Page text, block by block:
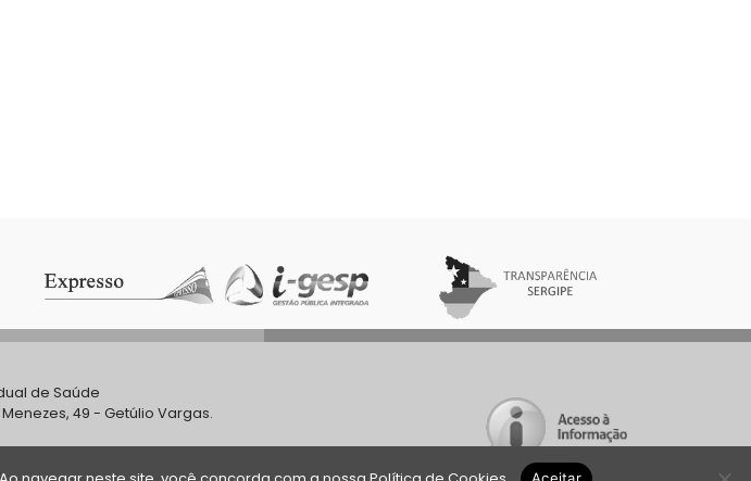
de Saúde
49 - Getúlio Vargas.